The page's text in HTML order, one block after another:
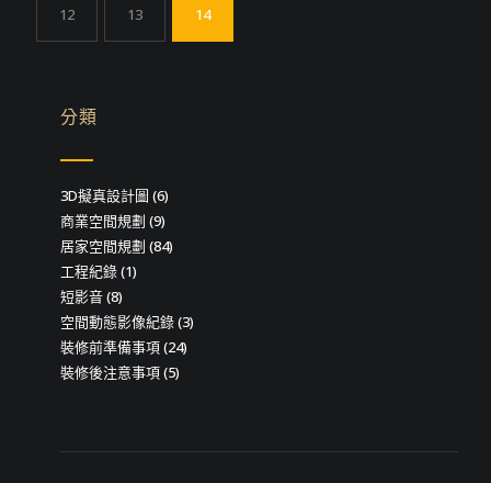
12 13 14
分類
3D擬真設計圖 (6)
商業空間規劃 (9)
居家空間規劃 (84)
工程紀錄(1)
短影音(8)
空間動態影像紀錄(3)
裝修前準備事項(24)
裝修後注意事項(5)